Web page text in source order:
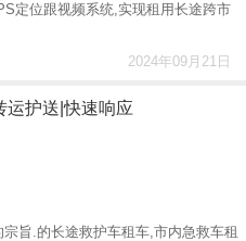
定位跟视频系统,实现租用长途跨市
2024年09月21日
运护送|快速响应
旨.的长途救护车租车,市内急救车租